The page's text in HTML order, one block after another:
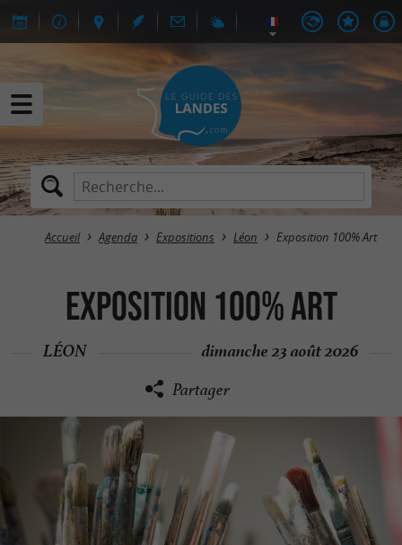
Accueil Agenda Expositions Léon Exposition 100% Art
Exposition 100% Art
LÉON dimanche 23 août 2026
Partager